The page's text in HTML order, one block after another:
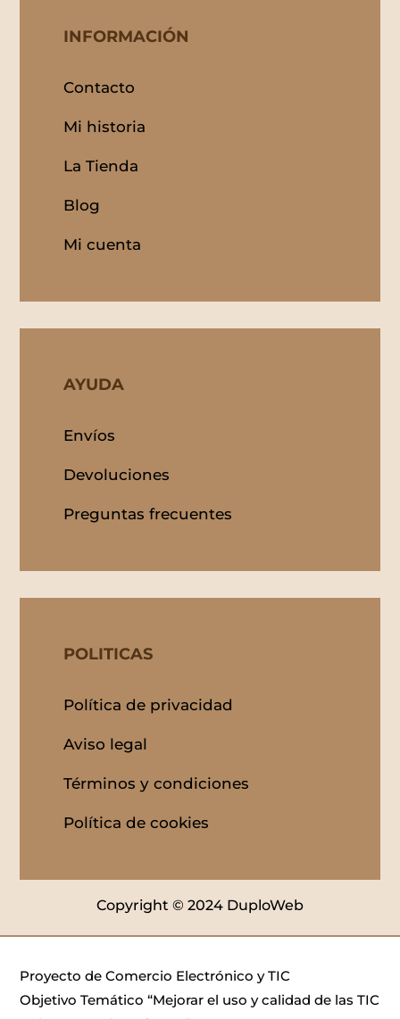
INFORMACIÓN
Contacto
Mi historia
La Tienda
Blog
Mi cuenta
AYUDA
Envíos
Devoluciones
Preguntas frecuentes
POLITICAS
Política de privacidad
Aviso legal
Términos y condiciones
Política de cookies
Copyright © 2024 DuploWeb
Proyecto de Comercio Electrónico y TIC
Objetivo Temático “Mejorar el uso y calidad de las TIC